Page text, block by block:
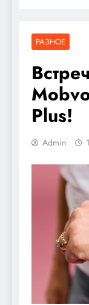
РАЗНОЕ
Plus!
Admin